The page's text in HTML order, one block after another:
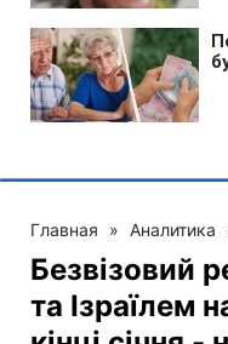
Главная » Аналитика
Безвізовий
та Ізраїлем